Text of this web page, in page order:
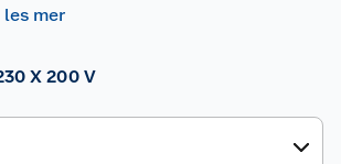
les mer
X 200 V